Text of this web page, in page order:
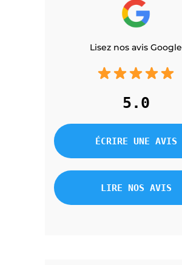
Lisez nos avis Google
5.0
ÉCRIRE UNE AVIS
LIRE NOS AVIS